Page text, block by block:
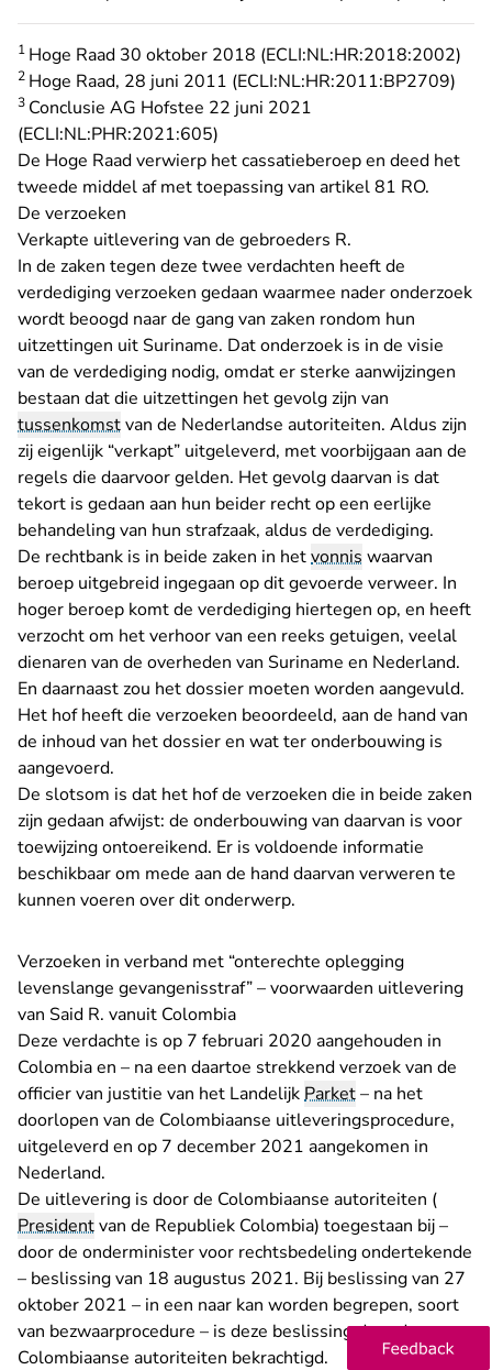
1 Hoge Raad 30 oktober 2018 (ECLI:NL:HR:2018:2002)
2 Hoge Raad, 28 juni 2011 (ECLI:NL:HR:2011:BP2709)
3 Conclusie AG Hofstee 22 juni 2021
(ECLI:NL:PHR:2021:605)
De Hoge Raad verwierp het cassatieberoep en deed het
tweede middel af met toepassing van artikel 81 RO.
De verzoeken
Verkapte uitlevering van de gebroeders R.
In de zaken tegen deze twee verdachten heeft de
verdediging verzoeken gedaan waarmee nader onderzoek
wordt beoogd naar de gang van zaken rondom hun
uitzettingen uit Suriname. Dat onderzoek is in de visie
van de verdediging nodig, omdat er sterke aanwijzingen
bestaan dat die uitzettingen het gevolg zijn van
tussenkomstvan de Nederlandse autoriteiten. Aldus zijn
zij eigenlijk “verkapt” uitgeleverd, met voorbijgaan aan de
regels die daarvoor gelden. Het gevolg daarvan is dat
tekort is gedaan aan hun beider recht op een eerlijke
behandeling van hun strafzaak, aldus de verdediging.
De rechtbank is in beide zaken in hetvonnis waarvan
beroep uitgebreid ingegaan op dit gevoerde verweer. In
hoger beroep komt de verdediging hiertegen op, en heeft
verzocht om het verhoor van een reeks getuigen, veelal
dienaren van de overheden van Suriname en Nederland.
En daarnaast zou het dossier moeten worden aangevuld.
Het hof heeft die verzoeken beoordeeld, aan de hand van
de inhoud van het dossier en wat ter onderbouwing is
aangevoerd.
De slotsom is dat het hof de verzoeken die in beide zaken
zijn gedaan afwijst: de onderbouwing van daarvan is voor
toewijzing ontoereikend. Er is voldoende informatie
beschikbaar om mede aan de hand daarvan verweren te
kunnen voeren over dit onderwerp.
Verzoeken in verband met “onterechte oplegging
levenslange gevangenisstraf” – voorwaarden uitlevering
van Said R. vanuit Colombia
Deze verdachte is op 7 februari 2020 aangehouden in
Colombia en – na een daartoe strekkend verzoek van de
officier van justitie van het LandelijkParket– na het
doorlopen van de Colombiaanse uitleveringsprocedure,
uitgeleverd en op 7 december 2021 aangekomen in
Nederland.
De uitlevering is door de Colombiaanse autoriteiten (
Presidentvan de Republiek Colombia) toegestaan bij –
door de onderminister voor rechtsbedeling ondertekende
– beslissing van 18 augustus 2021. Bij beslissing van 27
oktober 2021 – in een naar kan worden begrepen, soort
van bezwaarprocedure – is deze beslissing door de
Colombiaanse autoriteiten bekrachtigd.